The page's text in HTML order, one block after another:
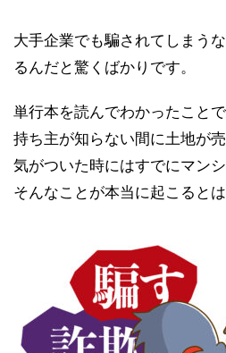
大手企業でも騙されてしまう
るんだと驚くばかりです。
単行本を読んでわかったことで
持ち主が知らない間に土地が売
気がついた時にはすでにマン
そんなことが本当に起こると